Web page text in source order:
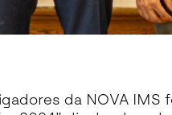
da NOVA IMS